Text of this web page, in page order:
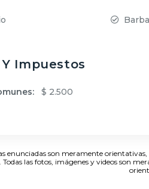
Impuestos
$ 2.500
enunciadas son meramente
las fotos, imágenes y videos son